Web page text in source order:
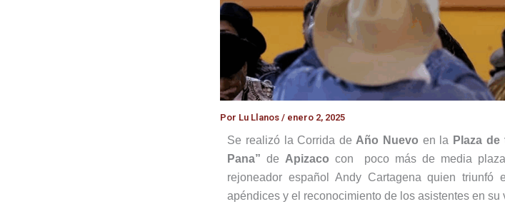
Por Lu Llanos / enero 2, 2025
Se realizó la Corrida de Año Nuevo en la Plaza
Pana” de Apizaco con poco más de media
rejoneador español Andy Cartagena quien
apéndices y el reconocimiento de los asistentes en su